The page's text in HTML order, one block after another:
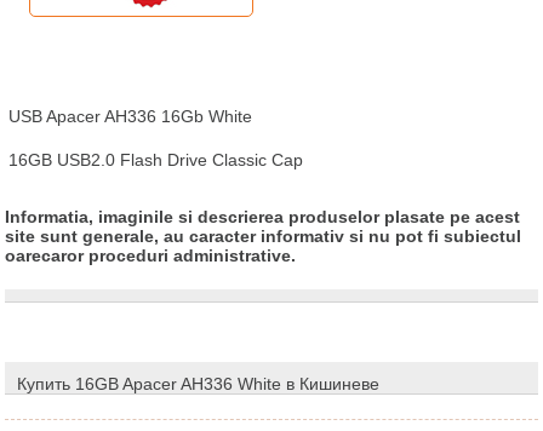
USB Apacer AH336 16Gb White
16GB USB2.0 Flash Drive Classic Cap
Informatia, imaginile si descrierea produselor plasate pe acest
site sunt generale, au caracter informativ si nu pot fi subiectul
oarecaror proceduri administrative.
Купить 16GB Apacer AH336 White в Кишиневе